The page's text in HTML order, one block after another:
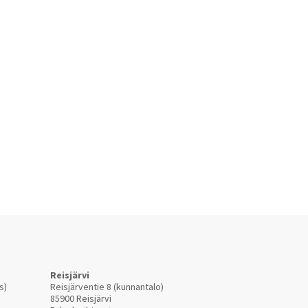
Reisjärvi
Reisjärventie 8 (kunnantalo)
85900 Reisjärvi